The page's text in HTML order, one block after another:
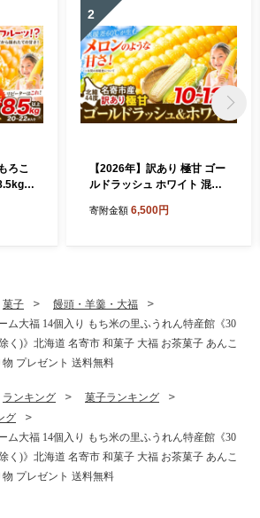
ろこ
以
ろイ
御祝
たて
送
2
【2026年】訳あり 極甘 ゴー
ルドラッシュ ホワイト 混合
北海道 名寄市産 朝採り 産地
寄附金額 6,500円
菓子
饅頭・羊羹・大福
ム大福 14個入り もち米の里ふうれん特産館《30
く)》北海道 名寄市 和菓子 大福 お茶菓子 あんこ
プレゼント 送料無料
ランキング
菓子ランキング
グ
ム大福 14個入り もち米の里ふうれん特産館《30
く)》北海道 名寄市 和菓子 大福 お茶菓子 あんこ
プレゼント 送料無料